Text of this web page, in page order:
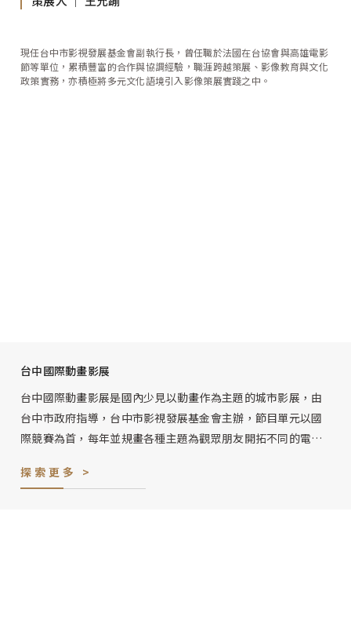
現任台中市影視發展基金會副執行長，曾任職於法國在台協會與高雄電影
節等單位，累積豐富的合作與協調經驗，職涯跨越策展、影像教育與文化
政策實務，亦積極將多元文化語境引入影像策展實踐之中。
台中國際動畫影展
台中國際動畫影展是國內少見以動畫作為主題的城市影展，由
台中市政府指導，台中市影視發展基金會主辦，節目單元以國
際競賽為首，每年並規畫各種主題為觀眾朋友開拓不同的電影
探索更多 >